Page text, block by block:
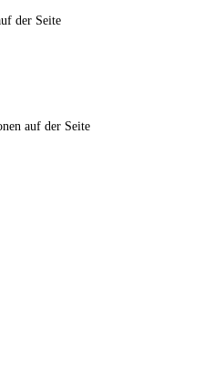
der Seite
auf der Seite